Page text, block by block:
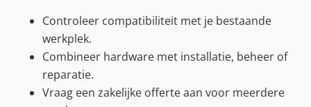
Controleer compatibiliteit met je bestaande
werkplek.
Combineer hardware met installatie, beheer of
reparatie.
Vraag een zakelijke offerte aan voor meerdere